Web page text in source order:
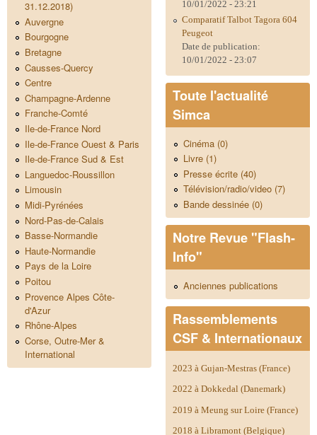
31.12.2018)
Auvergne
Bourgogne
Bretagne
Causses-Quercy
Centre
Champagne-Ardenne
Franche-Comté
Ile-de-France Nord
Ile-de-France Ouest & Paris
Ile-de-France Sud & Est
Languedoc-Roussillon
Limousin
Midi-Pyrénées
Nord-Pas-de-Calais
Basse-Normandie
Haute-Normandie
Pays de la Loire
Poitou
Provence Alpes Côte-
d'Azur
Rhône-Alpes
Corse, Outre-Mer &
International
10/01/2022 - 23:21
Comparatif Talbot Tagora 604
Peugeot
Date de publication:
10/01/2022 - 23:07
Toute l'actualité
Simca
Cinéma (0)
Livre (1)
Presse écrite (40)
Télévision/radio/video (7)
Bande dessinée (0)
Notre Revue "Flash-
Info"
Anciennes publications
Rassemblements
CSF & Internationaux
2023 à Gujan-Mestras (France)
2022 à Dokkedal (Danemark)
2019 à Meung sur Loire (France)
2018 à Libramont (Belgique)